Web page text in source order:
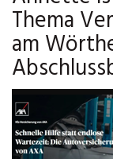
Thema
am